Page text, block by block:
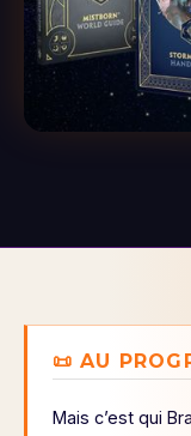
📜 AU
Mais c’est qui